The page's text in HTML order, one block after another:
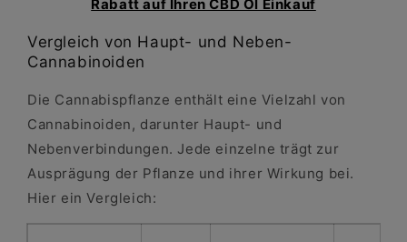
Rabatt auf Ihren CBD Öl Einkauf
Vergleich von Haupt- und Neben-
Cannabinoiden
Die Cannabispflanze enthält eine Vielzahl von
Cannabinoiden, darunter Haupt- und
Nebenverbindungen. Jede einzelne trägt zur
Ausprägung der Pflanze und ihrer Wirkung bei.
Hier ein Vergleich: